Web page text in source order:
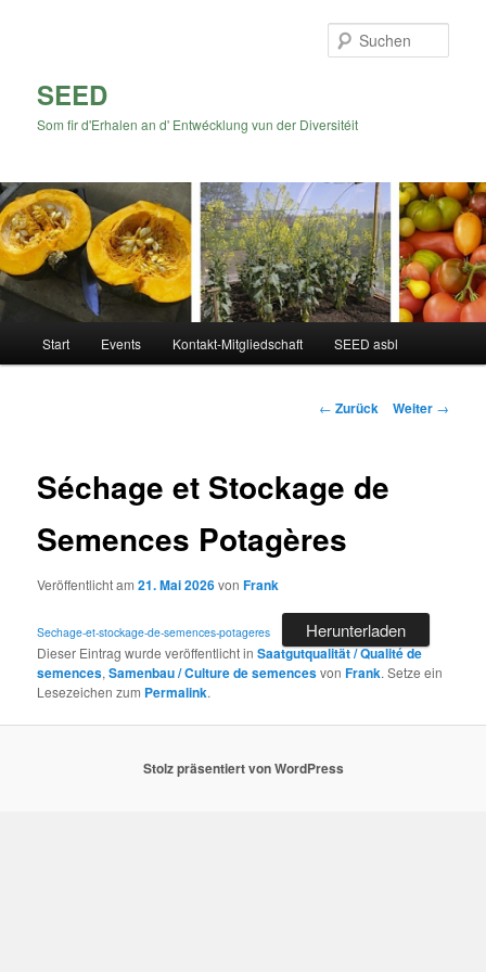
SEED
Som fir d'Erhalen an d' Entwécklung vun der Diversitéit
Start Events Kontakt-Mitgliedschaft SEED asbl
Beitrags-
← Zurück Weiter →
Séchage et Stockage de
Semences Potagères
Veröffentlicht am21. Mai 2026vonFrank
Sechage-et-stockage-de-semences-potageres Herunterladen
Dieser Eintrag wurde veröffentlicht inSaatgutqualität / Qualité de
semences,Samenbau / Culture de semencesvonFrank. Setze ein
Lesezeichen zum Permalink.
Stolz präsentiert von WordPress